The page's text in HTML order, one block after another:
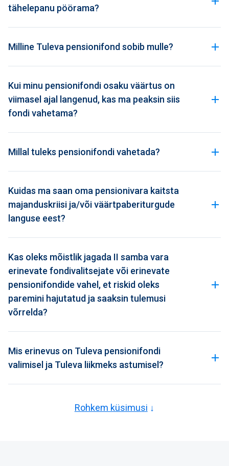
tähelepanu pöörama?
Milline Tuleva pensionifond sobib mulle?
Kui minu pensionifondi osaku väärtus on
viimasel ajal langenud, kas ma peaksin siis
fondi vahetama?
Millal tuleks pensionifondi vahetada?
Kuidas ma saan oma pensionivara kaitsta
majanduskriisi ja/või väärtpaberiturgude
languse eest?
Kas oleks mõistlik jagada II samba vara
erinevate fondivalitsejate või erinevate
pensionifondide vahel, et riskid oleks
paremini hajutatud ja saaksin tulemusi
võrrelda?
Mis erinevus on Tuleva pensionifondi
valimisel ja Tuleva liikmeks astumisel?
Rohkem küsimusi